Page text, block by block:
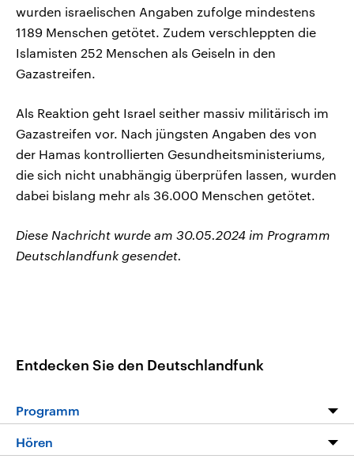
wurden israelischen Angaben zufolge mindestens
1189 Menschen getötet. Zudem verschleppten die
Islamisten 252 Menschen als Geiseln in den
Gazastreifen.
Als Reaktion geht Israel seither massiv militärisch im
Gazastreifen vor. Nach jüngsten Angaben des von
der Hamas kontrollierten Gesundheitsministeriums,
die sich nicht unabhängig überprüfen lassen, wurden
dabei bislang mehr als 36.000 Menschen getötet.
Diese Nachricht wurde am 30.05.2024 im Programm
Deutschlandfunk gesendet.
Entdecken Sie den Deutschlandfunk
Programm
Programm
Hören